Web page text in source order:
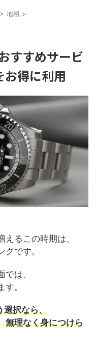
> 地域 >
すすめサービ
お得に利用
るこの時期は、
です。
は、
。
選択なら、
無理なく身につけら